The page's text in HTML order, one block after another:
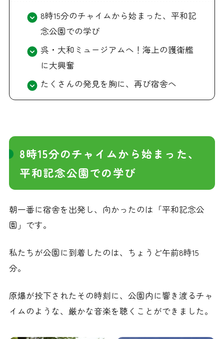
8時15分のチャイムから始まった、平和記
念公園での学び
呉・大和ミュージアムへ！海上の護衛艦
に大興奮
たくさんの発見を胸に、再び宿舎へ
8時15分のチャイムから始まった、
平和記念公園での学び
朝一番に宿舎を出発し、向かったのは「平和記念公
園」です。
私たちが公園に到着したのは、ちょうど午前8時15
分。
原爆が投下されたその時刻に、公園内に響き渡るチャ
イムのような、厳かな音楽を聴くことができました。